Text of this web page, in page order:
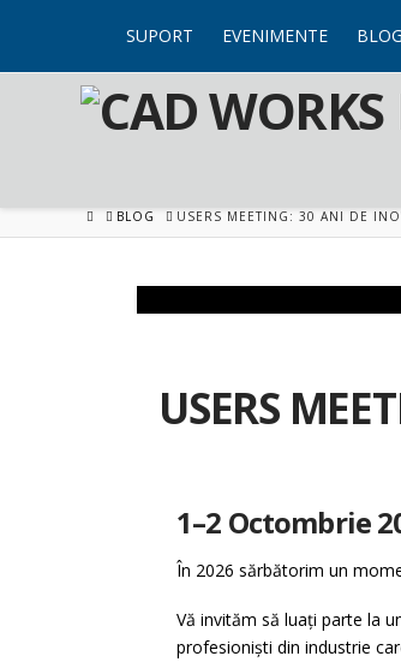
SUPORT EVENIMENTE BLOG
HOMEBLOG USERS MEETING: 30 ANI DE
USERS
1–2 Octombrie
În 2026 sărbătorim un
Vă invităm să luați parte la
profesioniști din industrie